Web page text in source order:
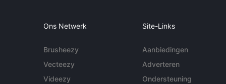
Ons Netwerk
Brusheezy
Vecteezy
Videezy
Site-Links
Aanbiedingen
Adverteren
Ondersteuning